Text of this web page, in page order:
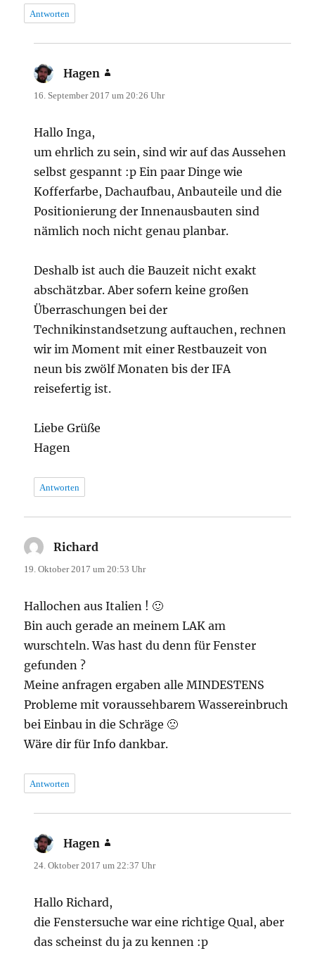
Antworten
Hagen
16. September 2017 um 20:26 Uhr
Hallo Inga,
um ehrlich zu sein, sind wir auf das Aussehen
selbst gespannt :p Ein paar Dinge wie
Kofferfarbe, Dachaufbau, Anbauteile und die
Positionierung der Innenausbauten sind
nämlich noch nicht genau planbar.
Deshalb ist auch die Bauzeit nicht exakt
abschätzbar. Aber sofern keine großen
Überraschungen bei der
Technikinstandsetzung auftauchen, rechnen
wir im Moment mit einer Restbauzeit von
neun bis zwölf Monaten bis der IFA
reisefertig ist.
Liebe Grüße
Hagen
Antworten
Richard
19. Oktober 2017 um 20:53 Uhr
Hallochen aus Italien ! 🙂
Bin auch gerade an meinem LAK am
wurschteln. Was hast du denn für Fenster
gefunden ?
Meine anfragen ergaben alle MINDESTENS
Probleme mit voraussehbarem Wassereinbruch
bei Einbau in die Schräge 🙁
Wäre dir für Info dankbar.
Antworten
Hagen
24. Oktober 2017 um 22:37 Uhr
Hallo Richard,
die Fenstersuche war eine richtige Qual, aber
das scheinst du ja zu kennen :p